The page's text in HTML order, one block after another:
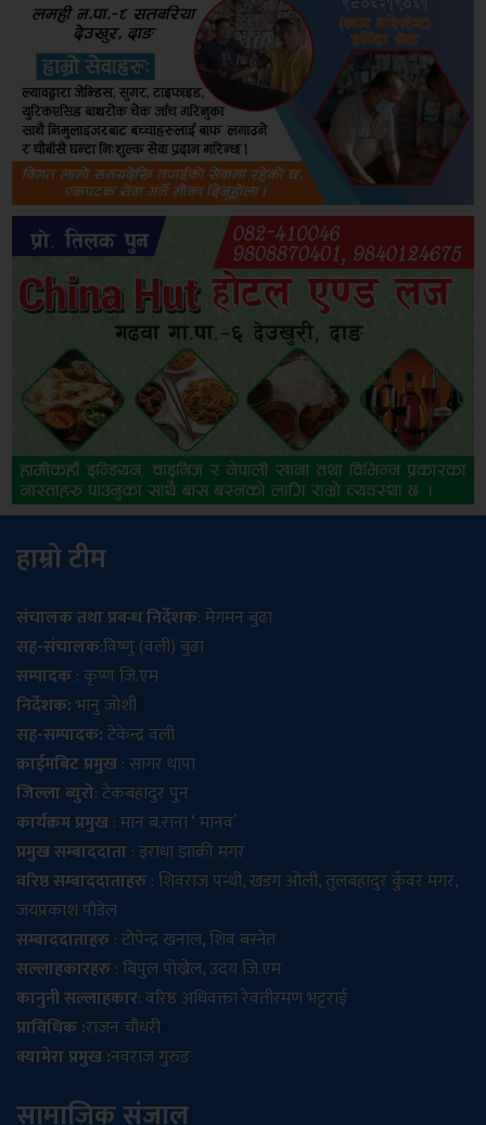
हाम्रो टीम
संचालक तथा प्रबन्ध निर्देशक: मेगमन बुढा
सह-संचालक:विष्णु (वली) बुढा
सम्पादक: कृष्ण जि.एम
निर्देशक:भानु जोशी
सह-सम्पादक:टेकेन्द्र वली
क्राईमबिट प्रमुख: सागर थापा
जिल्ला ब्युरो: टेकबहादुर पुन
कार्यक्रम प्रमुख: मान ब.राना ‘ मानव’
प्रमुख सम्बाददाता: इराधा झाक्री मगर
वरिष्ठ सम्बाददाताहरु: शिवराज पन्थी, खडग ओली, तुलबहादुर कुँवर मगर,
जयप्रकाश पौडेल
सम्बाददाताहरु: टोपेन्द्र खनाल, शिव बस्नेत
सल्लाहकारहरु: बिपुल पोख्रेल, उदय जि.एम
कानुनी सल्लाहकार: वरिष्ठ अधिवक्ता रेवतीरमण भट्टराई
प्राविधिक :राजन चौधरी
क्यामेरा प्रमुख :नवराज गुरुङ
सामाजिक संजाल